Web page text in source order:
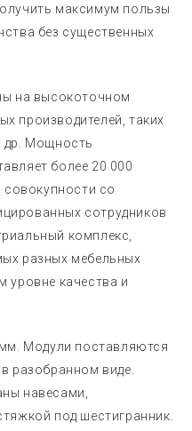
максимум пользы
без существенных
на высокоточном
производителей, таких
др. Мощность
более 20 000
совокупности со
сотрудников
комплекс,
разных мебельных
уровне качества и
Модули поставляются
разобранном виде.
навесами,
под шестигранник.